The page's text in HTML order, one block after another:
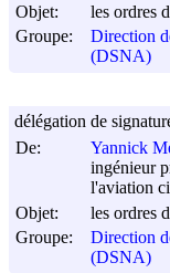
Objet:
les ordres
Groupe:
Direction
(DSNA)
De:
Yannick
ingénieur
l'aviation
Objet:
les ordres
Groupe:
Direction
(DSNA)
délégation de